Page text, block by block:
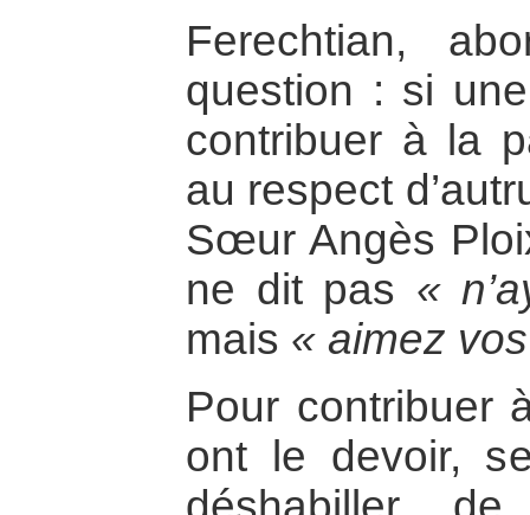
Ferechtian,
question : si
contribuer à la
au respect
Sœur Angès
ne dit pas «
mais « aimez
Pour contribuer
ont le devoir,